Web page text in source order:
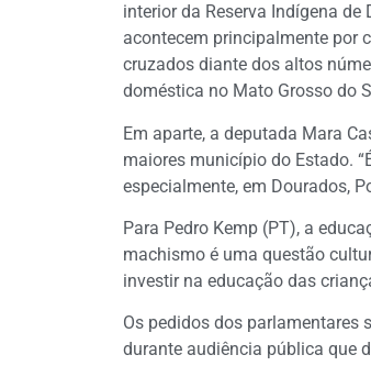
interior da Reserva Indígena
acontecem principalmente por
cruzados diante dos altos
doméstica no Mato Grosso do
Em aparte, a deputada Mara
maiores município do Estado.
especialmente, em Dourados,
Para Pedro Kemp (PT), a
machismo é uma questão
investir na educação das
Os pedidos dos parlamentares
durante audiência pública que